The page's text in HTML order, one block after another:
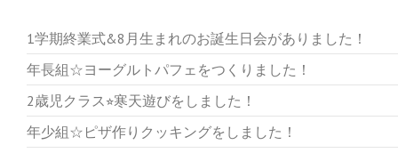
1学期終業式&8月生まれのお誕生日会がありました！
年長組☆ヨーグルトパフェをつくりました！
2歳児クラス⭐︎寒天遊びをしました！
年少組☆ピザ作りクッキングをしました！